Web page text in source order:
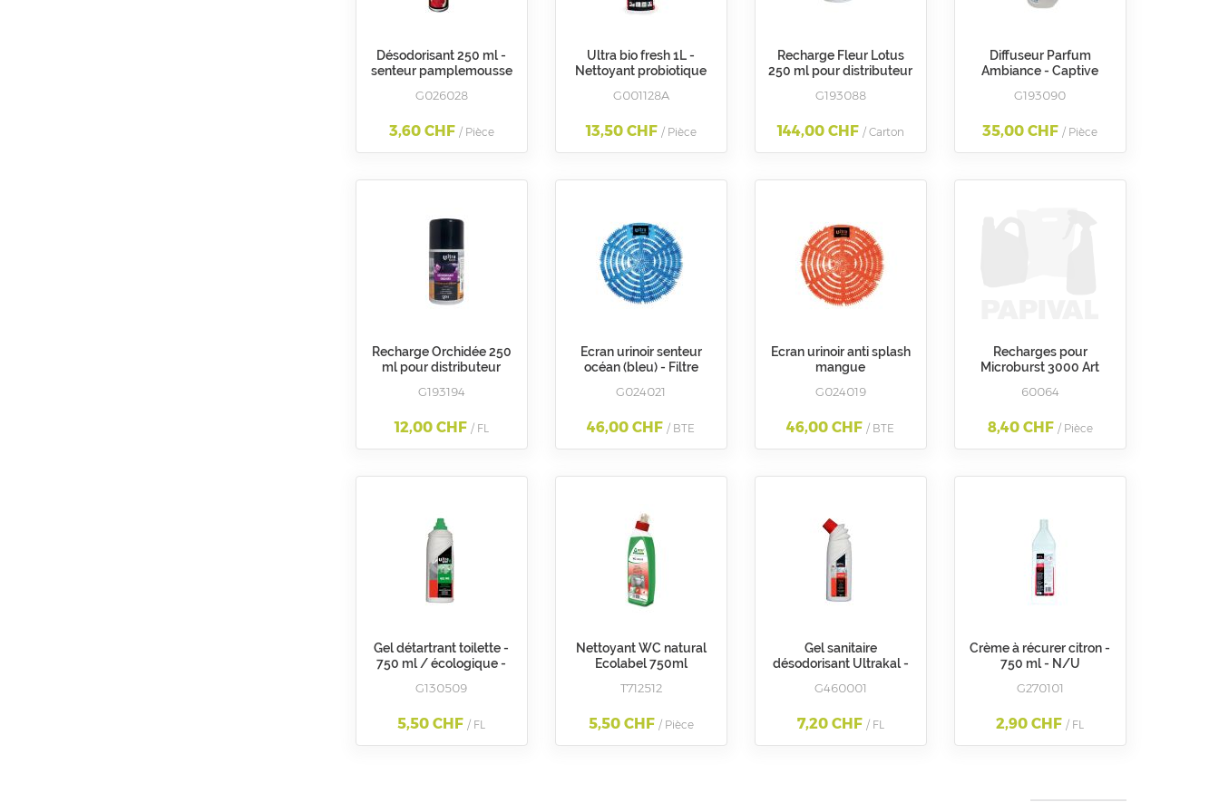
Désodorisant 250 ml -
senteur pamplemousse
G026028
3,60 CHF / Pièce
Ultra bio fresh 1L -
Nettoyant probiotique
G001128A
13,50 CHF / Pièce
Recharge Fleur Lotus
250 ml pour distributeur
G193088
144,00 CHF / Carton
Diffuseur Parfum
Ambiance - Captive
G193090
35,00 CHF / Pièce
Recharge Orchidée 250
ml pour distributeur
G193194
12,00 CHF / FL
Ecran urinoir senteur
océan (bleu) - Filtre
- N/U
G024021
46,00 CHF / BTE
Ecran urinoir anti splash
mangue
G024019
46,00 CHF / BTE
Recharges pour
Microburst 3000 Art
60064
8,40 CHF / Pièce
Gel détartrant toilette -
750 ml / écologique -
G130509
5,50 CHF / FL
Nettoyant WC natural
Ecolabel 750ml
T712512
5,50 CHF / Pièce
Gel sanitaire
désodorisant Ultrakal -
G460001
7,20 CHF / FL
Crème à récurer citron -
750 ml - N/U
G270101
2,90 CHF / FL